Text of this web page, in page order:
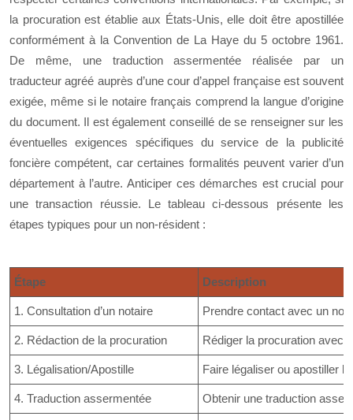
la procuration est établie aux États-Unis, elle doit être apostillée
conformément à la Convention de La Haye du 5 octobre 1961.
De même, une traduction assermentée réalisée par un
traducteur agréé auprès d’une cour d’appel française est souvent
exigée, même si le notaire français comprend la langue d’origine
du document. Il est également conseillé de se renseigner sur les
éventuelles exigences spécifiques du service de la publicité
foncière compétent, car certaines formalités peuvent varier d’un
département à l’autre. Anticiper ces démarches est crucial pour
une transaction réussie. Le tableau ci-dessous présente les
étapes typiques pour un non-résident :
Étape Description
1. Consultation d’un notaire Prendre contact avec un
2. Rédaction de la procuration Rédiger la procuration avec
3. Légalisation/Apostille Faire légaliser ou apostiller
4. Traduction assermentée Obtenir une traduction